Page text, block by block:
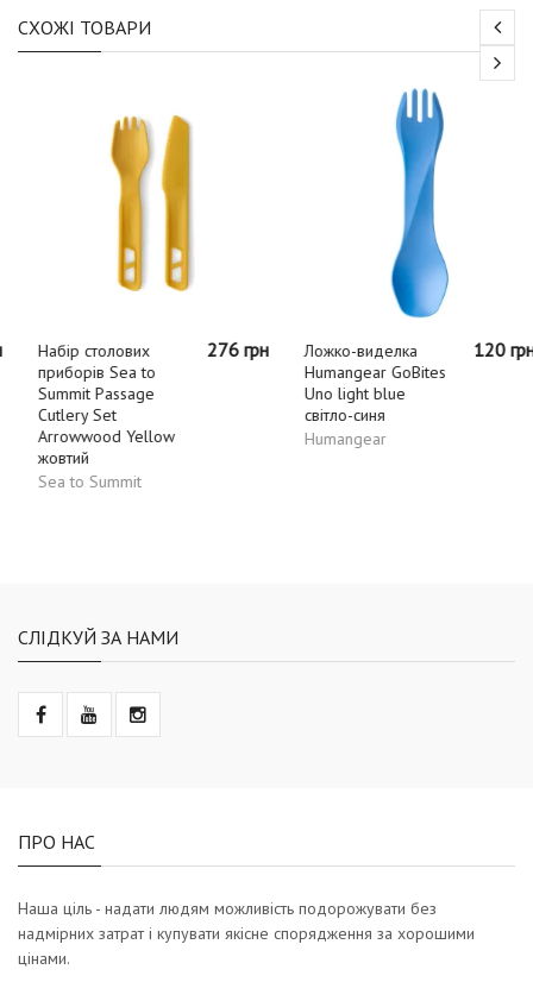
СХОЖІ ТОВАРИ
Набір столових
приборів Sea to
Summit Passage
Cutlery Set
Arrowwood Yellow
жовтий
Sea to Summit
276 грн
Ложко-виделка
Humangear GoBites
Uno light blue
світло-синя
Humangear
120 грн
СЛІДКУЙ ЗА НАМИ
ПРО НАС
Наша ціль - надати людям можливість подорожувати без
надмірних затрат і купувати якісне спорядження за хорошими
цінами.